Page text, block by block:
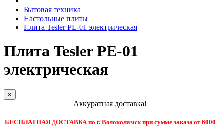
Бытовая техника
Настольные плиты
Плита Tesler PE-01 электрическая
Плита Tesler PE-01
электрическая
×
Аккуратная доставка!
БЕСПЛАТНАЯ ДОСТАВКА по г. Волоколамск при сумме заказа от 6000